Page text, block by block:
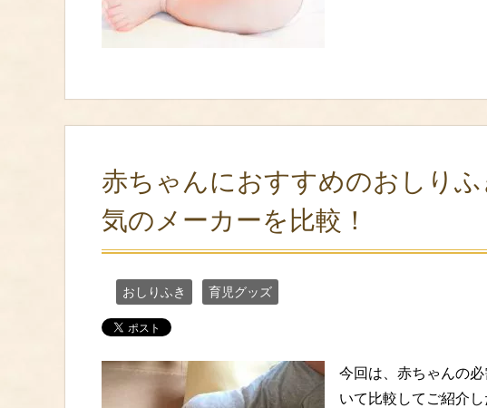
赤ちゃんにおすすめのおしりふ
気のメーカーを比較！
おしりふき 育児グッズ
今回は、赤ちゃんの
いて比較してご紹介